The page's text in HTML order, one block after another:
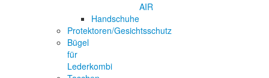
AIR
Handschuhe
Protektoren/Gesichtsschutz
Bügel
für
Lederkombi